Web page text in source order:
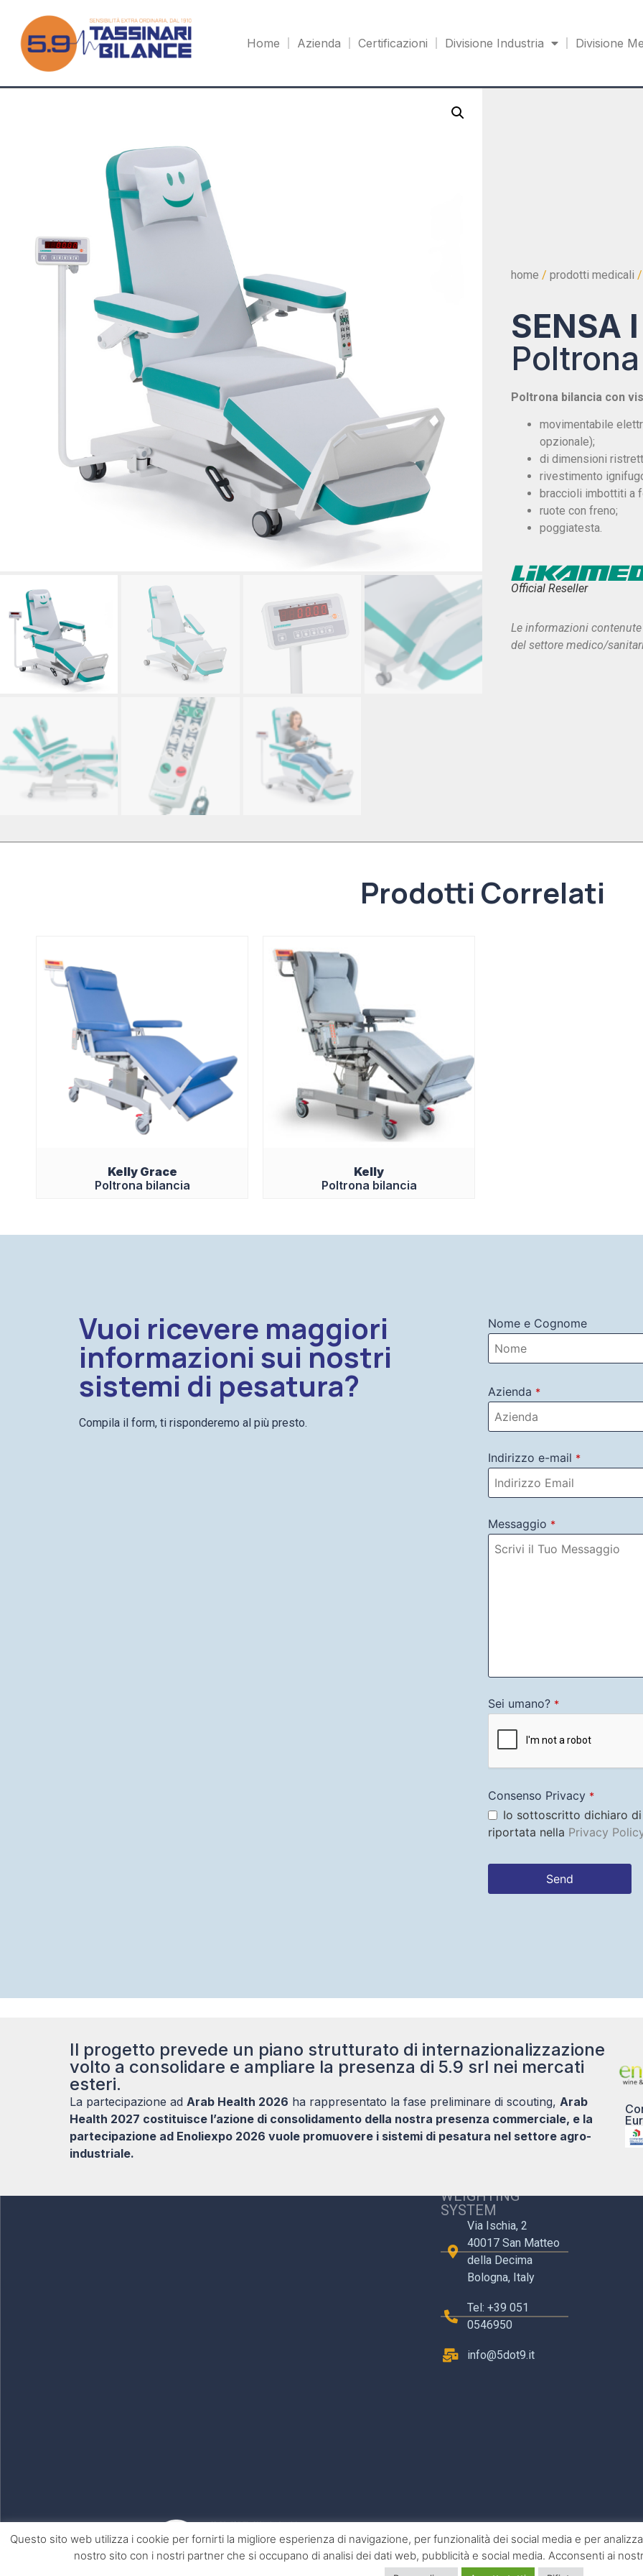
Home Azienda Certificazioni Divisione Industria Divisione
home / prodotti medicali
SENSA I
Poltrona bilancia con
movimentabile
opzionale);
di dimensioni
rivestimento
braccioli imbottiti a
ruote con freno;
poggiatesta.
Official Reseller
Le informazioni
del settore medico/
Prodotti Correlati
Kelly Grace
Poltrona bilancia
Kelly
Poltrona bilancia
Vuoi ricevere maggiori
informazioni sui nostri
sistemi di pesatura?
Compila il form, ti risponderemo al più presto.
Nome e Cognome
Azienda *
Indirizzo e-mail *
Messaggio *
Sei umano? *
Consenso Privacy *
Io sottoscritto dichiaro
riportata nella Privacy
Send
Il progetto prevede un piano strutturato di internazionalizzazione
volto a consolidare e ampliare la presenza di 5.9 srl nei mercati
esteri.
La partecipazione ad Arab Health 2026 ha rappresentato la fase preliminare di scouting, Arab
Health 2027 costituisce l’azione di consolidamento della nostra presenza commerciale, e la
partecipazione ad Enoliexpo 2026 vuole promuovere i sistemi di pesatura nel settore agro-
industriale.
WEIGHTING
SYSTEM
Via Ischia, 2
40017 San Matteo
della Decima
Bologna, Italy
Tel: +39 051
0546950
info@5dot9.it
Questo sito web utilizza i cookie per fornirti la migliore esperienza di navigazione, per funzionalità dei social media e per
nostro sito con i nostri partner che si occupano di analisi dei dati web, pubblicità e social media. Acconsenti ai